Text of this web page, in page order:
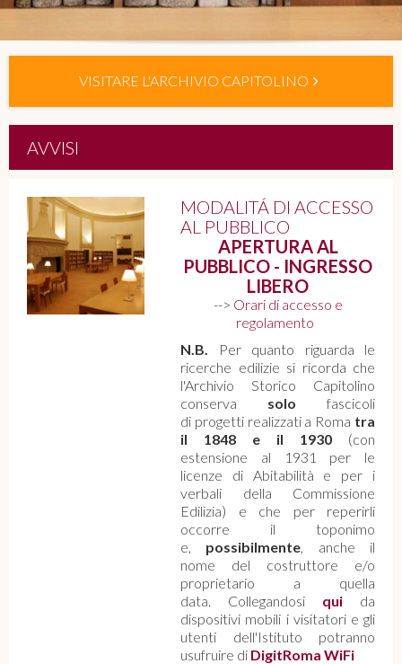
VISITARE L'ARCHIVIO CAPITOLINO
AVVISI
MODALITÁ DI ACCESSO
AL PUBBLICO
APERTURA AL
PUBBLICO - INGRESSO
LIBERO
--> Orari di accesso e
regolamento
N.B.
Per quanto riguarda le
ricerche edilizie si ricorda che
l'Archivio Storico Capitolino
conserva solo fascicoli
di progetti realizzati a Roma tra
il 1848 e il 1930 (con
estensione al 1931 per le
licenze di Abitabilità e per i
verbali della Commissione
Edilizia) e che per reperirli
occorre il toponimo
e, possibilmente , anche il
nome del costruttore e/o
proprietario a quella
data. Collegandosi qui
da
dispositivi mobili i visitatori e gli
utenti dell'Istituto potranno
usufruire di DigitRoma WiFi